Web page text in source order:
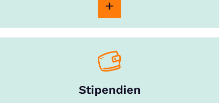
Stipendien